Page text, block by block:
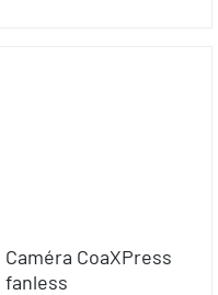
Caméra CoaXPress
fanless